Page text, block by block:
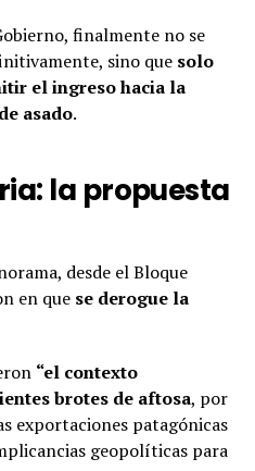
finalmente no se
sino que solo
el ingreso hacia la
asado.
la propuesta
desde el Bloque
en que se derogue la
“el contexto
brotes de aftosa, por
exportaciones patagónicas
geopolíticas para